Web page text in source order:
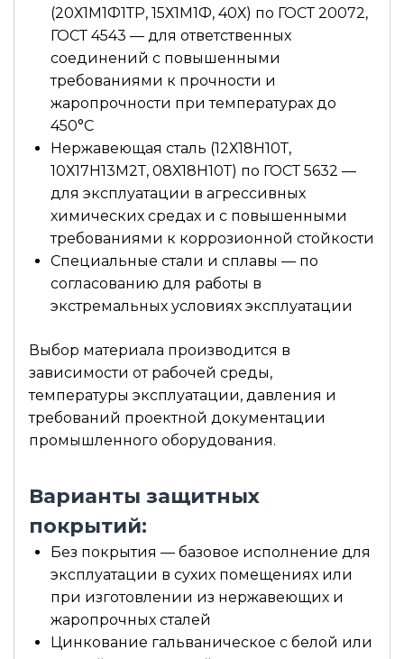
(20Х1М1Ф1ТР, 15Х1М1Ф, 40Х) по ГОСТ 20072,
ГОСТ 4543 — для ответственных
соединений с повышенными
требованиями к прочности и
жаропрочности при температурах до
450°С
Нержавеющая сталь (12Х18Н10Т,
10Х17Н13М2Т, 08Х18Н10Т) по ГОСТ 5632 —
для эксплуатации в агрессивных
химических средах и с повышенными
требованиями к коррозионной стойкости
Специальные стали и сплавы — по
согласованию для работы в
экстремальных условиях эксплуатации
Выбор материала производится в
зависимости от рабочей среды,
температуры эксплуатации, давления и
требований проектной документации
промышленного оборудования.
Варианты защитных
покрытий:
Без покрытия — базовое исполнение для
эксплуатации в сухих помещениях или
при изготовлении из нержавеющих и
жаропрочных сталей
Цинкование гальваническое с белой или